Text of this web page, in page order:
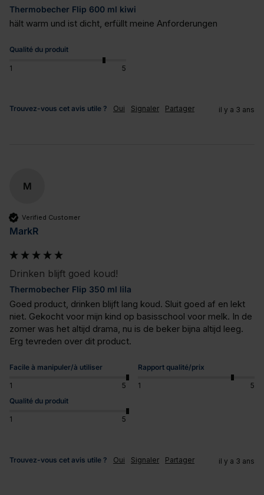
Thermobecher Flip 600 ml kiwi
hält warm und ist dicht, erfüllt meine Anforderungen
Qualité du produit
1 5
Trouvez-vous cet avis utile ? Oui Signaler Partager il y a 3 ans
M
Verified Customer
MarkR
Drinken blijft goed koud!
Thermobecher Flip 350 ml lila
Goed product, drinken blijft lang koud. Sluit goed af en lekt
niet. Gekocht voor mijn kind op basisschool voor melk. In de
zomer was het altijd drama, nu is de beker bijna altijd leeg.
Erg tevreden over dit product.
Facile à manipuler/à utiliser
1 5
Rapport qualité/prix
1
5
Qualité du produit
1 5
Trouvez-vous cet avis utile ? Oui Signaler Partager il y a 3 ans